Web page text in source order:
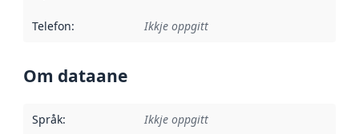
Telefon: Ikkje oppgitt
Om dataane
Språk: Ikkje oppgitt